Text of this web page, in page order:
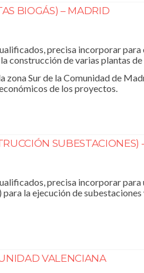
BIOGÁS) – MADRID
precisa incorporar
construcción de varias plantas de
zona Sur de la Comunidad de
de los proyectos.
SUBESTACIONES)
precisa incorporar para
la ejecución de
VALENCIANA